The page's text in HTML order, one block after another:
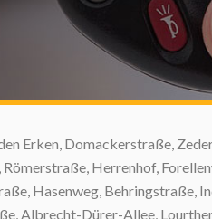
Stralsunder Straße, Mozartstraße, Heisenbergstraße, Am Spelzgarten, An der Fronbrücke, Glessener Weg, Heinrich-Heine-Straße, Petunienweg, Nußbaumweg, Annoweg, Außemer Weg, Am Wildwechsel, Wildentenweg, Eichenweg, Ottostraße, Im Tal, Philipp-Reis-Straße, Zeisigweg, Grünspechtweg, Magdeburger Straße, Mandelweg, Albert-Schweitzer-Straße, Lupinenweg, Erlenring, Lochnerweg, Ostring, Distelfinkweg, Falkenweg, Ligastraße, Holzgasse, Memeler Straße, Freesienweg, Frankenstraße, Agnes-Miegel-Straße, Zum Bohnenbach, Bürgeweg, Klein-Mönchhof, Naumburger Straße, An der Bahn, Am Bommerichshof, An der Hecke, Am Ommelstal, An der Buchenhecke, Beisselstraße, Zur Fuchskaul, Im Brauweilerfeld, Am Villerand, Kösliner Straße, Fröbelstraße, Schwarz-Gold-Weg, Bergheimer Straße, Schulzental, Alte Windmühle, Inselstraße, Sintherner Holzweg, Am Krahnacker, Jenseitsstraße, Rheidter Weg, Frenser Straße, Pfarrer-Pesch-Straße, Rebhuhnweg, Iltisweg, Dammstraße, Robert-Koch-Straße, Fischbachstraße, Commerstraße, An der Stadtmauer, Ahornweg, Johannes-Kepler-Straße, Ohndorfer Weg, Clivienweg, Zur Jansenhecke, Berliner Ring, L93, Fortuna-Nord-Straße, Pfarrer-Kreidt-Weg, An den Dreißig Morgen, Lindenring, Nelkenweg, Feldstraße, Am Breuershof, Waldweg, Stolpstraße, Hainbuchenweg, Arnikaweg, Hoppengasse, In der Loh, Richartzstraße, Eichendorffstraße, Otto-Hahn-Straße, Am Gastes, Goldammerweg, Am Hofheckerweg, Dieselstraße, Van-Gils-Straße, ßlbaumweg, Kitschburgstraße, Mauspfad, Rabenweg, Eibenweg, Gertrudenstraße, Pannesser Weg, Kaulsgasse, Edisonstraße, Rathausstraße, Frenser Allee, Klosterstraße, Wöhlerstraße, Frickestraße, Im Selch, Willy-Brandt-Platz, Von-Elmpt-Straße, Abts-Acker-Straße, Weinbergstraße, Gladiolenweg, Adolf-Kolping-Straße, In der Mitte, Reiherweg, Josef-Thüner-Straße, Am Gillbach, Gottfried-Stahl-Straße, Ritterspornweg, Schwarze Gasse, Hans-Böckler-Platz, Erfurter Straße, Bohlendorfer Weg, Zum Rott, Mönchhofsweg, Auerweg, Siemensstraße, Winfriedstraße, Rottannenweg, An der Fuchshecke, Maronenweg, Quellenweg, Huppertstaler Weg, Bromberger Straße, Gotenring, Carl-Diem-Straße, Margeritenweg, Alter Sportplatz, Zur Ville, Pestalozzistraße, Fuchsweg, Luisenstraße, Ginsterweg, Am Alten Fließ, Am Tonnenberg, Ringstraße, Blindgasse, Asperschlagstraße, An den Quellen, Sankt-Michael-Straße, Mohnweg, Feuerdornweg, Brauweilerstraße, Sterntaler Weg, Hermann-Lautz-Straße, Talstraße, Greifswalder Straße, Antoniusstraße, Heidenpfuhl, Lohweg, Am Feldahorn, An der Abtsmühle, Gut Petershof, Königsstraße, Ernst-Reuter-Ring, Marie-Juchacz-Straße, Gutenbergstraße, Brahmsstraße, Weberstraße, Hauptstraße, Broichstraße, Am Kirchgarten, Hohe Straße, Paul-Ehrlich-Straße, Am Wierichskamp, Fortunastraße, Feldhuhnweg, Apfelmarkt, Am Rötschberg, Schlehdornweg, Dornheckenweg, Erftallee, Pappelweg, Michael-Juris-Straße, Asternweg, Im Wohnpark,